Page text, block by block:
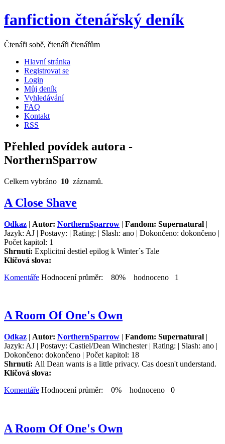
fanfiction čtenářský deník
Čtenáři sobě, čtenáři čtenářům
Hlavní stránka
Registrovat se
Login
Můj deník
Vyhledávání
FAQ
Kontakt
RSS
Přehled povídek autora -
NorthernSparrow
Celkem vybráno 10 záznamů.
A Close Shave
Odkaz | Autor: NorthernSparrow | Fandom: Supernatural |
Jazyk: AJ | Postavy: | Rating: | Slash: ano | Dokončeno: dokončeno |
Počet kapitol: 1
Shrnutí: Explicitní destiel epilog k Winter´s Tale
Klíčová slova:
Komentáře Hodnocení průměr: 80% hodnoceno 1
A Room Of One's Own
Odkaz | Autor: NorthernSparrow | Fandom: Supernatural |
Jazyk: AJ | Postavy: Castiel/Dean Winchester | Rating: | Slash: ano |
Dokončeno: dokončeno | Počet kapitol: 18
Shrnutí: All Dean wants is a little privacy. Cas doesn't understand.
Klíčová slova:
Komentáře Hodnocení průměr: 0% hodnoceno 0
A Room Of One's Own